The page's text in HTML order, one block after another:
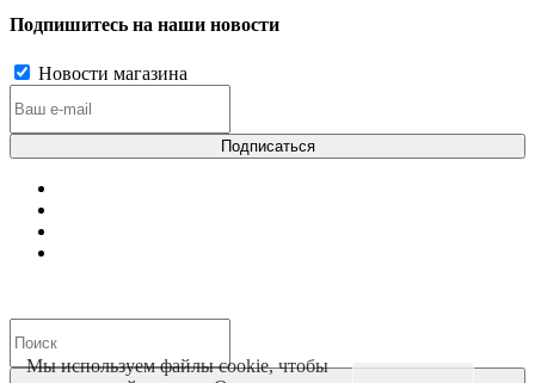
Подпишитесь на наши новости
Новости магазина
Мы используем файлы cookie, чтобы